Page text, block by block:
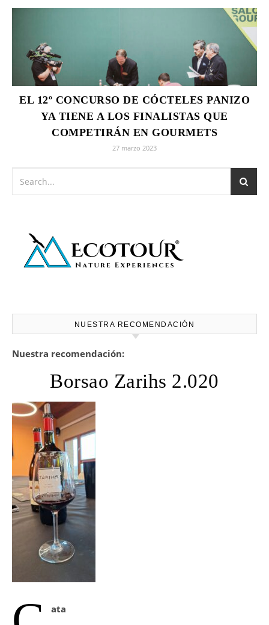
EL 12º CONCURSO DE CÓCTELES PANIZO
YA TIENE A LOS FINALISTAS QUE
COMPETIRÁN EN GOURMETS
27 marzo 2023
NUESTRA RECOMENDACIÓN
Nuestra recomendación:
Borsao Zarihs 2.020
ata